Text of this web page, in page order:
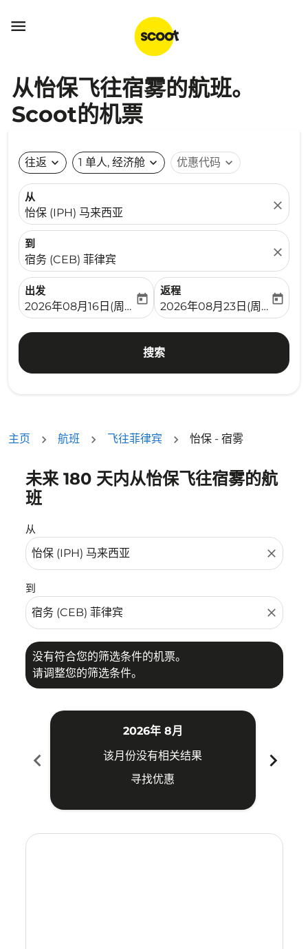

从怡保飞往宿雾的航班。
Scoot的机票
往返 expand_more 1 单人, 经济舱 expand_more 优惠代码 expand_more
从
怡保 (IPH) 马来西亚
close
到
宿务 (CEB) 菲律宾
close
出发
fc-booking-departure-date-aria-label
2026年08月16日(周日)
today
返程
fc-booking-return-date-
2026年08月23日(周日)
today
搜索
主页 航班 飞往菲律宾 怡保 - 宿雾
未来 180 天内从怡保飞往宿雾的航
班
从
close
到
close
没有符合您的筛选条件的机票。
请调整您的筛选条件。
没有符合您的筛选条件的机票。请调整您的筛选条件。
chevron_left
2026年 8月
该月份没有相关结果
寻找优惠
chevron_right